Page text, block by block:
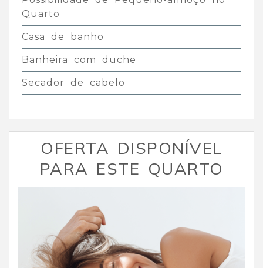
Quarto
Casa de banho
Banheira com duche
Secador de cabelo
OFERTA DISPONÍVEL
PARA ESTE QUARTO